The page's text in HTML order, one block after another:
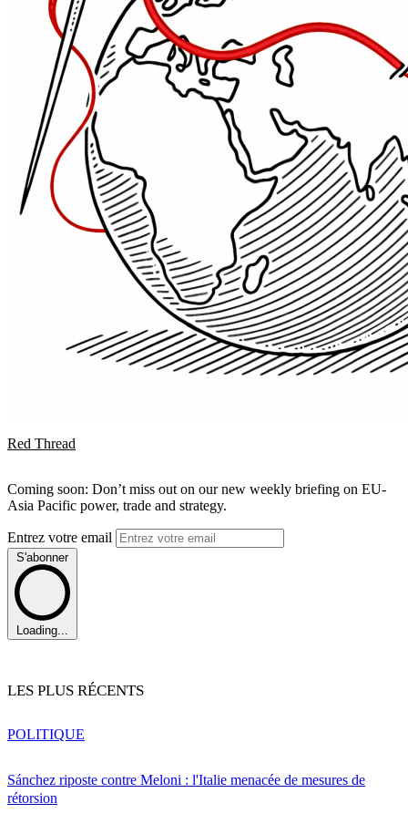
Red Thread
Coming soon: Don’t miss out on our new weekly briefing on EU-
Asia Pacific power, trade and strategy.
Entrez votre email
S'abonner
Loading...
LES PLUS RÉCENTS
Sánchez riposte contre Meloni : l'Italie menacée de mesures de
rétorsion
POLITIQUE